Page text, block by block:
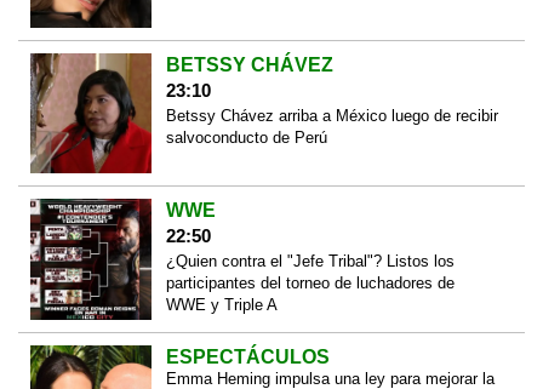
BETSSY CHÁVEZ
23:10
Betssy Chávez arriba a México luego de recibir
salvoconducto de Perú
WWE
22:50
¿Quien contra el "Jefe Tribal"? Listos los
participantes del torneo de luchadores de
WWE y Triple A
ESPECTÁCULOS
Emma Heming impulsa una ley para mejorar la